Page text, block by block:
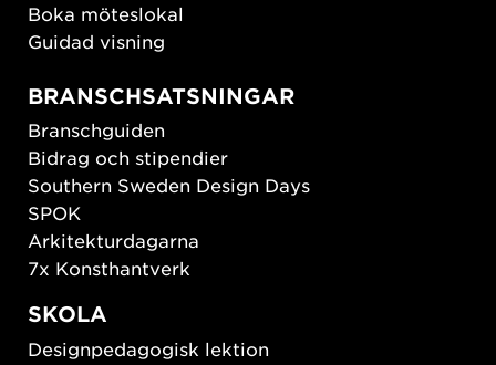
Boka möteslokal
Guidad visning
BRANSCHSATSNINGAR
Branschguiden
Bidrag och stipendier
Southern Sweden Design Days
SPOK
Arkitekturdagarna
7x Konsthantverk
SKOLA
Designpedagogisk lektion